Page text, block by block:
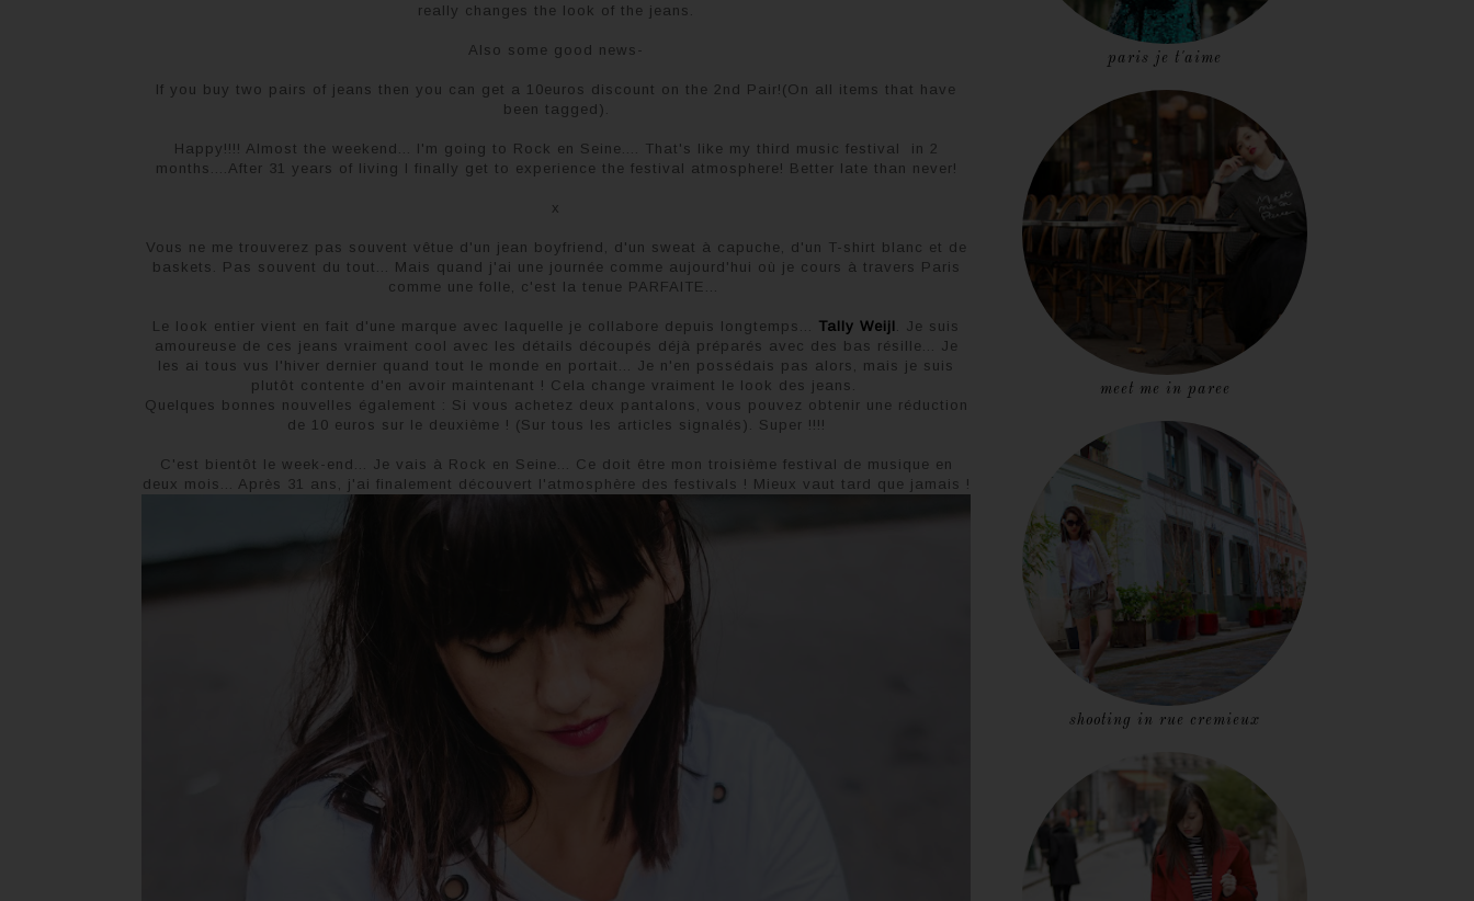
really changes the look of the jeans.
Also some good news-
If you buy two pairs of jeans then you can get a 10euros discount on the 2nd Pair!(On all items that have
been tagged).
Happy!!!! Almost the weekend... I'm going to Rock en Seine.... That's like my third music festival in 2
months....After 31 years of living I finally get to experience the festival atmosphere! Better late than never!
x
Vous ne me trouverez pas souvent vêtue d'un jean boyfriend, d'un sweat à capuche, d'un T-shirt blanc et de
baskets. Pas souvent du tout... Mais quand j'ai une journée comme aujourd'hui où je cours à travers Paris
comme une folle, c'est la tenue PARFAITE...
Le look entier vient en fait d'une marque avec laquelle je collabore depuis longtemps... Tally Weijl
. Je suis
amoureuse de ces jeans vraiment cool avec les détails découpés déjà préparés avec des bas résille... Je
les ai tous vus l'hiver dernier quand tout le monde en portait... Je n'en possédais pas alors, mais je suis
plutôt contente d'en avoir maintenant ! Cela change vraiment le look des jeans.
Quelques bonnes nouvelles également : Si vous achetez deux pantalons, vous pouvez obtenir une réduction
de 10 euros sur le deuxième ! (Sur tous les articles signalés). Super !!!!
C'est bientôt le week-end... Je vais à Rock en Seine... Ce doit être mon troisième festival de musique en
deux mois... Après 31 ans, j'ai finalement découvert l'atmosphère des festivals ! Mieux vaut tard que jamais !
paris je t'aime
meet me in paree
shooting in rue cremieux